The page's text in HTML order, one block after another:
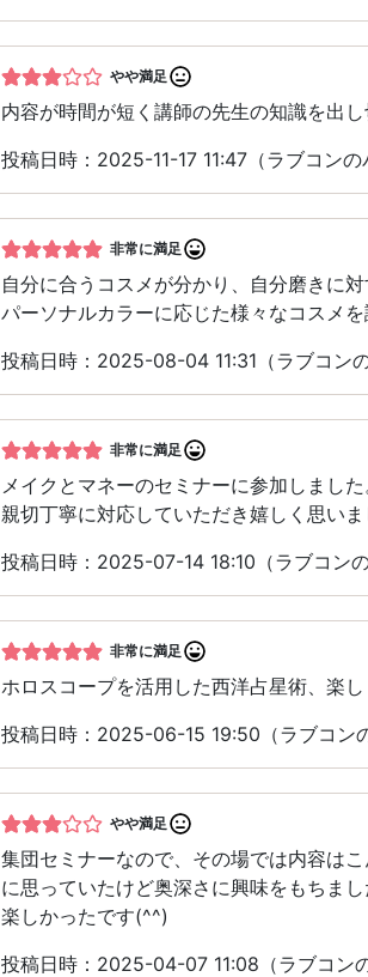
やや満足
内容が時間が短く講師の先生の知識を出し
投稿日時：2025-11-17 11:47（ラブコンの
非常に満足
自分に合うコスメが分かり、自分磨きに
パーソナルカラーに応じた様々なコスメを
投稿日時：2025-08-04 11:31（ラブコン
非常に満足
メイクとマネーのセミナーに参加しました
親切丁寧に対応していただき嬉しく思いま
投稿日時：2025-07-14 18:10（ラブコンの
非常に満足
ホロスコープを活用した西洋占星術、楽
投稿日時：2025-06-15 19:50（ラブコン
やや満足
集団セミナーなので、その場では内容は
に思っていたけど奥深さに興味をもちまし
楽しかったです(^^)
投稿日時：2025-04-07 11:08（ラブコン